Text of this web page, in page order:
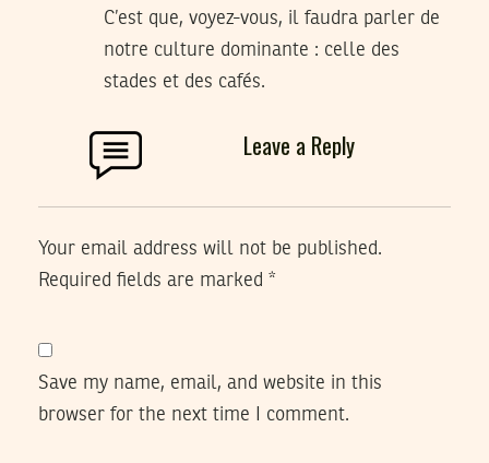
C’est que, voyez-vous, il faudra parler de
notre culture dominante : celle des
stades et des cafés.
Leave a Reply
Your email address will not be published.
Required fields are marked *
Save my name, email, and website in this
browser for the next time I comment.